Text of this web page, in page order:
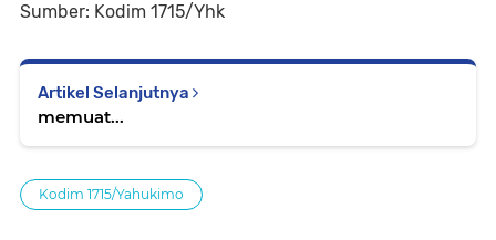
Sumber: Kodim 1715/Yhk
Artikel Selanjutnya
memuat...
Kodim 1715/Yahukimo